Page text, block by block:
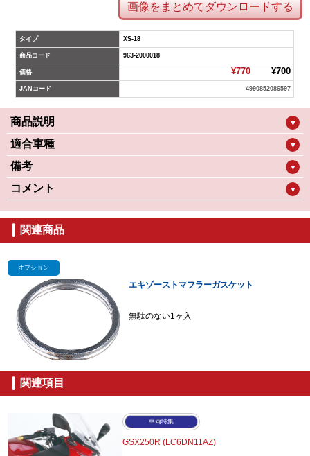
画像をまとめてダウンロードする
タイプ XS-18
商品コード 963-2000018
価格 ¥770¥700
JANコード 4990852086597
商品説明 ▼
適合車種 ▼
備考 ▼
コメント ▼
関連商品
オプション
エキゾーストマフラーガスケット
無駄のない1ヶ入
関連項目
車両特集
GSX250R (LC6DN11AZ)